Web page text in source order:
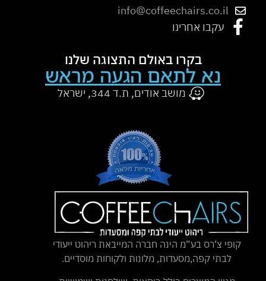
קופי צ’רס בע”מ הינה חברה המייבאת ריהוט ייעודי
לבתי קפה,מסעדות, מלונות ולקוחות מוסדיים.
info@coffeechairs.co.il
עקבו אחרינו
בקרו באולם התצוגה שלנו
נא לתאם הגעה מראש
מושב אודים, ת.ד 344, ישראל